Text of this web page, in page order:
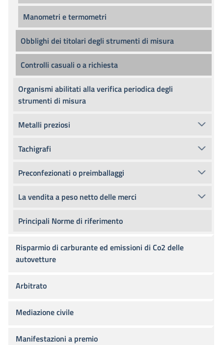
Manometri e termometri
Obblighi dei titolari degli strumenti di misura
Controlli casuali o a richiesta
Organismi abilitati alla verifica periodica degli
strumenti di misura
Metalli preziosi
Tachigrafi
Preconfezionati o preimballaggi
La vendita a peso netto delle merci
Principali Norme di riferimento
Risparmio di carburante ed emissioni di Co2 delle
autovetture
Arbitrato
Mediazione civile
Manifestazioni a premio